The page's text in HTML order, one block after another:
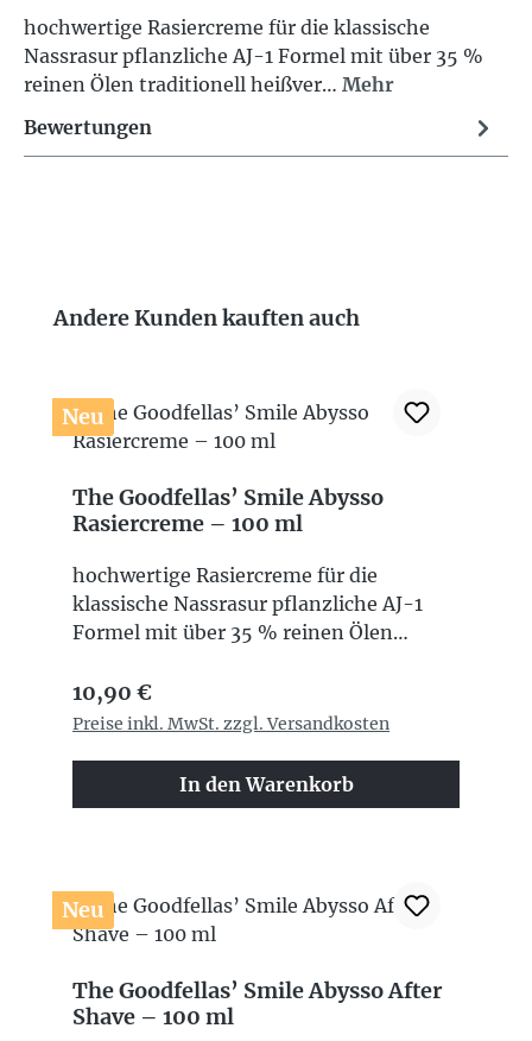
hochwertige Rasiercreme für die klassische
Nassrasur pflanzliche AJ-1 Formel mit über 35 %
reinen Ölen traditionell heißver… Mehr
Bewertungen
Produktgalerie überspringen
Andere Kunden kauften auch
Neu
The Goodfellas’ Smile Abysso
Rasiercreme – 100 ml
hochwertige Rasiercreme für die
klassische Nassrasur pflanzliche AJ-1
Formel mit über 35 % reinen Ölen
Jojobaöl, Süßmandelöl und Kokosöl
unterstützt Hautkomfort, Elastizität und
ergiebiger Schaum ohne zugesetztes
Glycerin frischer, eleganter und
Inhalt Made in Italy
Regulärer Preis:
10,90 €
Preise inkl. MwSt. zzgl. Versandkosten
In den Warenkorb
Neu
The Goodfellas’ Smile Abysso After
Shave – 100 ml